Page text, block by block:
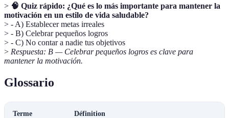
> 🧠 Quiz rápido: ¿Qué es lo más importante para mantener la
motivación en un estilo de vida saludable?
> - A) Establecer metas irreales
> - B) Celebrar pequeños logros
> - C) No contar a nadie tus objetivos
> Respuesta: B — Celebrar pequeños logros es clave para
mantener la motivación.
Glossario
Terme Définition